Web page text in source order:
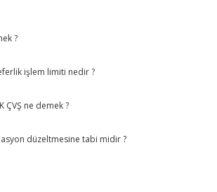
?
işlem limiti nedir ?
ÇVŞ ne demek ?
düzeltmesine tabi midir ?